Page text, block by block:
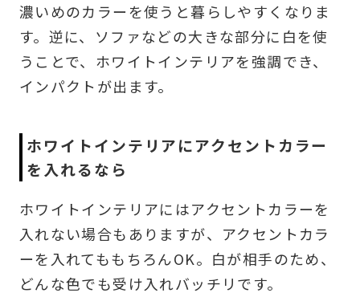
濃いめのカラーを使うと暮らしやすくなりま
す。逆に、ソファなどの大きな部分に白を使
うことで、ホワイトインテリアを強調でき、
インパクトが出ます。
ホワイトインテリアにアクセントカラー
を入れるなら
ホワイトインテリアにはアクセントカラーを
入れない場合もありますが、アクセントカラ
ーを入れてももちろんOK。白が相手のため、
どんな色でも受け入れバッチリです。